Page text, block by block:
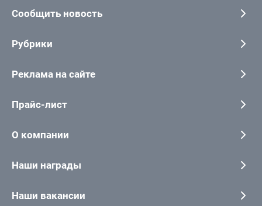
Сообщить новость
Рубрики
Реклама на сайте
Прайс-лист
О компании
Наши награды
Наши вакансии